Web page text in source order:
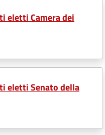
eletti Camera dei
eletti Senato della